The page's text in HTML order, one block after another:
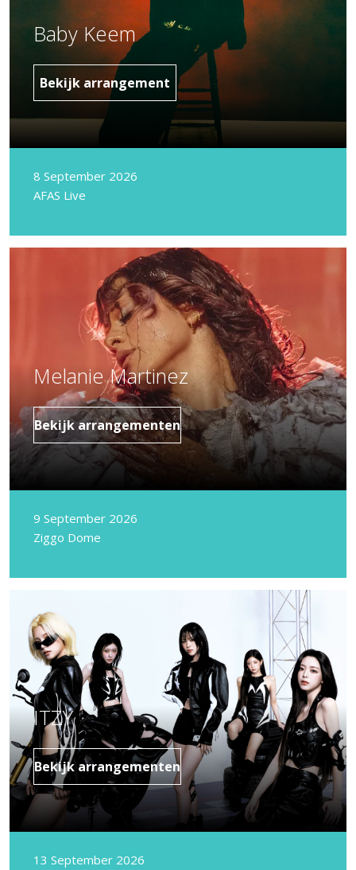
Baby Keem
Bekijk arrangement
8 September 2026
AFAS Live
Melanie Martinez
Bekijk arrangementen
9 September 2026
Ziggo Dome
ITZY
Bekijk arrangementen
13 September 2026